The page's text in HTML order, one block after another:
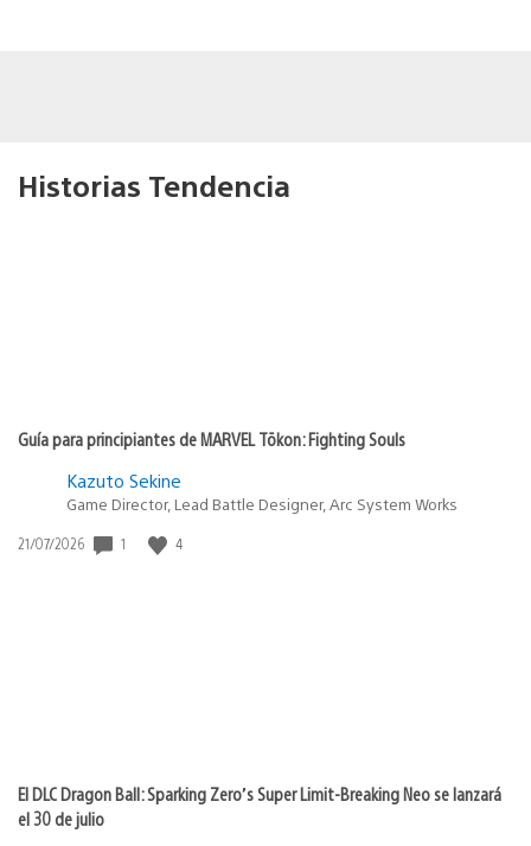
Historias Tendencia
Guía para principiantes de MARVEL Tōkon: Fighting Souls
Kazuto Sekine
Game Director, Lead Battle Designer, Arc System Works
Fecha
21/07/2026 1 4
El DLC Dragon Ball: Sparking Zero’s Super Limit-Breaking Neo se lanzará
el 30 de julio